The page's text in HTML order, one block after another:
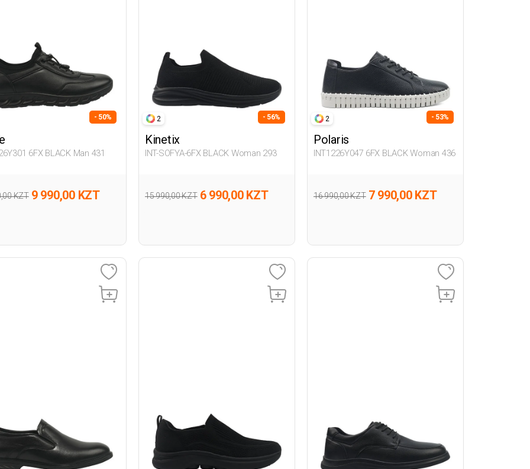
- 50%
6FX BLACK Man 431
KZT 9 990,00 KZT
2 - 56%
Kinetix
INT-SOFYA-6FX BLACK Woman 293
15 990,00 KZT 6 990,00 KZT
2 - 53%
Polaris
INT1226Y047 6FX BLACK Woman 436
16 990,00 KZT 7 990,00 KZT